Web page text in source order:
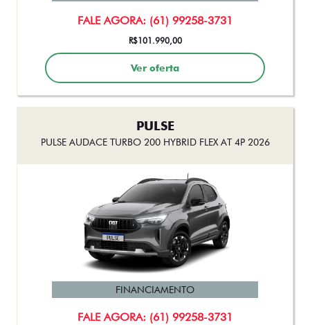
FALE AGORA: (61) 99258-3731
R$101.990,00
Ver oferta
PULSE
PULSE AUDACE TURBO 200 HYBRID FLEX AT 4P 2026
FALE AGORA: (61) 99258-3731
FINANCIAMENTO